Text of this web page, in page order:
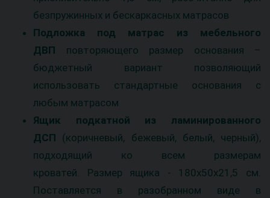
безпружинных и бескаркасных матрасов
Подложка под матрас из мебельного
ДВП повторяющего размер основания –
бюджетный вариант позволяющий
использовать стандартные основания с
любым матрасом
Ящик подкатной
из ламинированного
ДСП (коричневый, бежевый, белый, черный),
подходящий ко всем размерам
кроватей. Размер ящика - 180х50х21,5 см.
Поставляется в разобранном виде в